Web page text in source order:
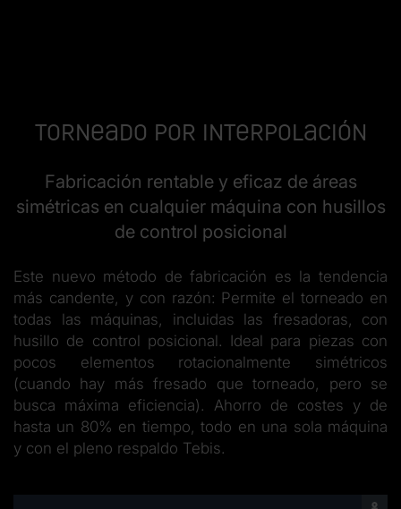
Torneado por interpolación
Fabricación rentable y eficaz de áreas
simétricas en cualquier máquina con husillos
de control posicional
Este nuevo método de fabricación es la tendencia
más candente, y con razón: Permite el torneado en
todas las máquinas, incluidas las fresadoras, con
husillo de control posicional. Ideal para piezas con
pocos elementos rotacionalmente simétricos
(cuando hay más fresado que torneado, pero se
busca máxima eficiencia). Ahorro de costes y de
hasta un 80% en tiempo, todo en una sola máquina
y con el pleno respaldo Tebis.